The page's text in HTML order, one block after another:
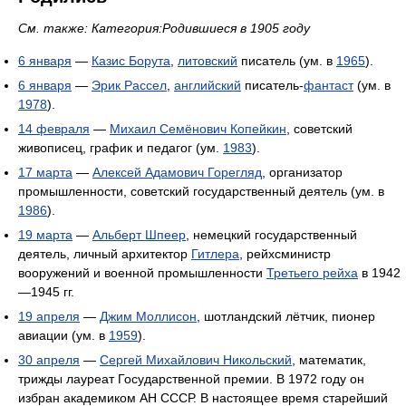
См. также: Категория:Родившиеся в 1905 году
6 января — Казис Борута литовский писатель (ум. в 1965).
6 января — Эрик Рассел английский писатель-фантаст(ум. в
1978).
14 февраля — Михаил Семёнович Копейкин , советский
живописец, график и педагог (ум. 1983).
17 марта — Алексей Адамович Горегляд , организатор
промышленности, советский государственный деятель (ум. в
1986).
19 марта — Альберт Шпеер , немецкий государственный
деятель, личный архитектор Гитлера , рейхсминистр
вооружений и военной промышленности Третьего рейха в 1942
—1945 гг.
19 апреля — Джим Моллисон , шотландский лётчик, пионер
авиации (ум. в 1959).
30 апреля — Сергей Михайлович Никольский , математик,
трижды лауреат Государственной премии. В 1972 году он
избран академиком АН СССР. В настоящее время старейший